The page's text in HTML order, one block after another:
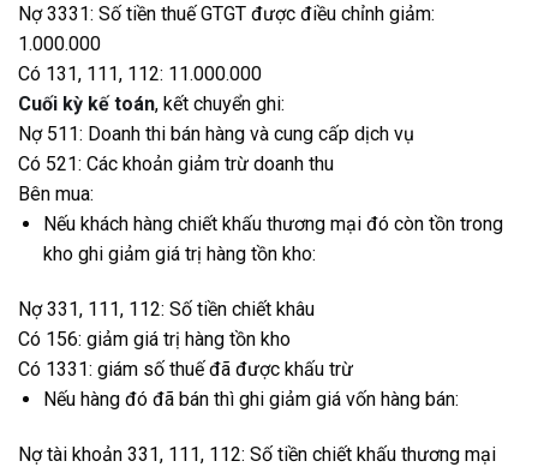
Nợ 3331: Số tiền thuế GTGT được điều chỉnh giảm:
1.000.000
Có 131, 111, 112: 11.000.000
Cuối kỳ kế toán, kết chuyển ghi:
Nợ 511: Doanh thi bán hàng và cung cấp dịch vụ
Có 521: Các khoản giảm trừ doanh thu
Bên mua:
Nếu khách hàng chiết khấu thương mại đó còn tồn trong
kho ghi giảm giá trị hàng tồn kho:
Nợ 331, 111, 112: Số tiền chiết khâu
Có 156: giảm giá trị hàng tồn kho
Có 1331: giám số thuế đã được khấu trừ
Nếu hàng đó đã bán thì ghi giảm giá vốn hàng bán:
Nợ tài khoản 331, 111, 112: Số tiền chiết khấu thương mại